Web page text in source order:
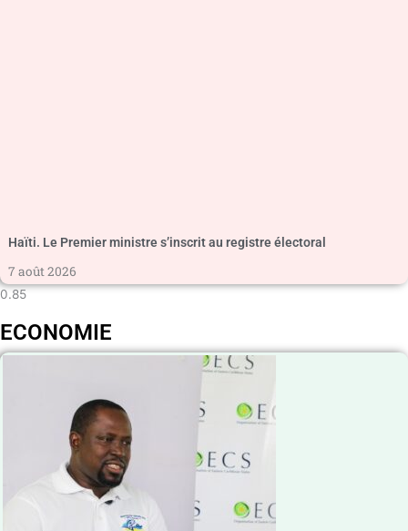
Haïti. Le Premier ministre s’inscrit au registre électoral
7 août 2026
ECONOMIE